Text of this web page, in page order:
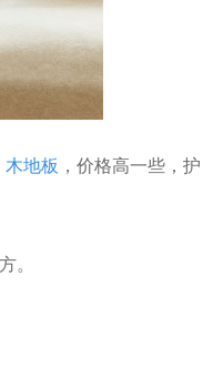
木地板 ，价格高一些，护
。